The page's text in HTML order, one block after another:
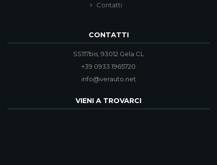
Contatti
CONTATTI
SS117bis, 93012 Gela CL
+39 0933 1965720
info@verauto.net
VIENI A TROVARCI